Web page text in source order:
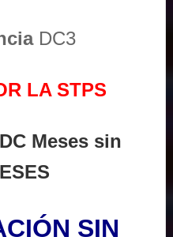
DC3
LA STPS
Meses sin
SIN